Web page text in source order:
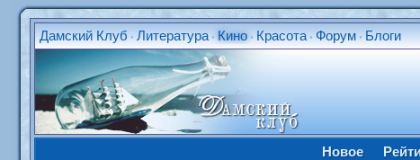
Дамский Клуб •Литература •Кино • Красота •Форум • Блоги
Новое